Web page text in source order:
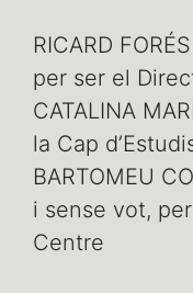
RICARD
per ser el
CATALINA
la Cap
BARTOMEU
i sense vot,
Centre